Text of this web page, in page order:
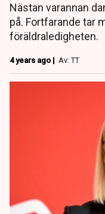
Nästan varannan
på. Fortfarande tar
föräldraledigheten.
4 years ago | Av: TT